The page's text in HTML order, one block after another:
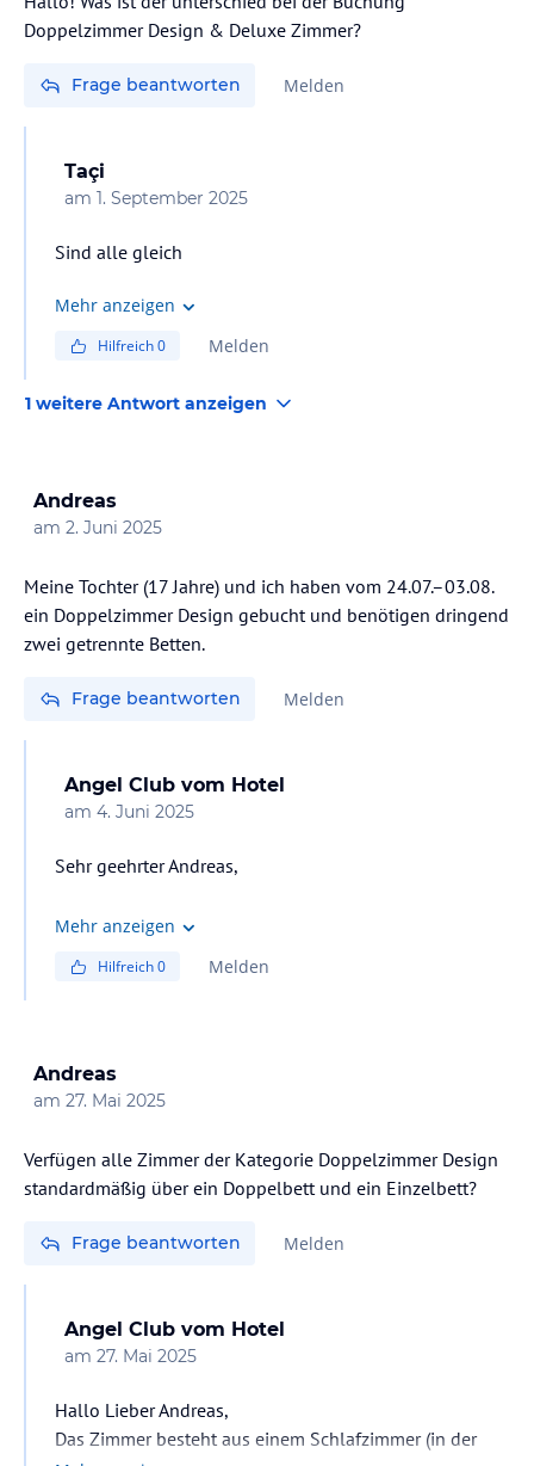
Doppelzimmer Design & Deluxe Zimmer?
Frage beantworten Melden
Taçi
am 1. September 2025
Sind alle gleich
Mehr anzeigen
Hilfreich0 Melden
1 weitere Antwort anzeigen
Andreas
am 2. Juni 2025
Meine Tochter (17 Jahre) und ich haben vom 24.07.–03.08.
ein Doppelzimmer Design gebucht und benötigen dringend
zwei getrennte Betten.
Frage beantworten Melden
Angel Club vom Hotel
am 4. Juni 2025
Sehr geehrter Andreas,
vielen Dank für Ihre Nachricht.
Gerne kümmern wir uns um Ihr Anliegen. Damit wir Ihre
Buchungsdetails (z. B. Anreise- und Abreisedatum) an
folgende E-Mail-Adresse zu senden:
📧 angelmanager@adamevehotel.com
Verbindung setzen und prüfen, ob wir zwei getrennte
Vielen Dank für Ihr Verständnis und Ihre Kooperation.
Mit freundlichen Grüßen
Mehr anzeigen
Hilfreich0 Melden
Andreas
am 27. Mai 2025
Verfügen alle Zimmer der Kategorie Doppelzimmer Design
standardmäßig über ein Doppelbett und ein Einzelbett?
Frage beantworten Melden
Angel Club vom Hotel
am 27. Mai 2025
Hallo Lieber Andreas,
Das Zimmer besteht aus einem Schlafzimmer (in der